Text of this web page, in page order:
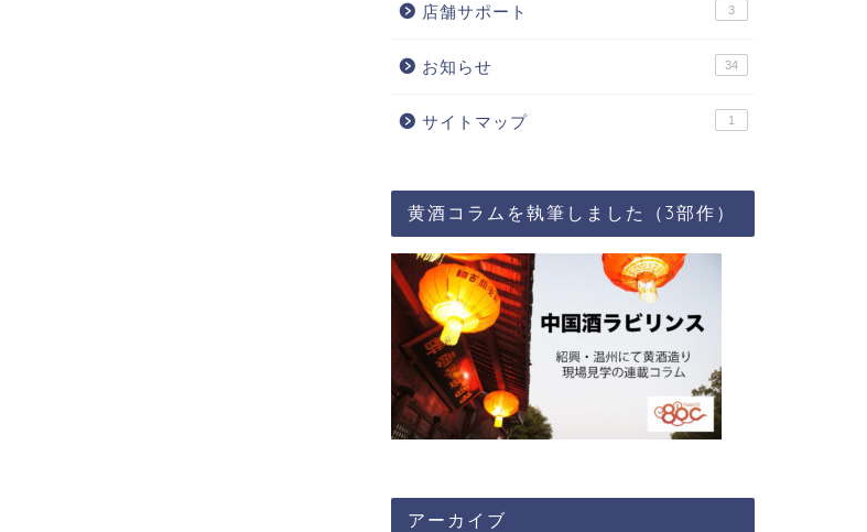
店舗サポート 3
お知らせ 34
サイトマップ 1
黄酒コラムを執筆しました（3部作）
アーカイブ